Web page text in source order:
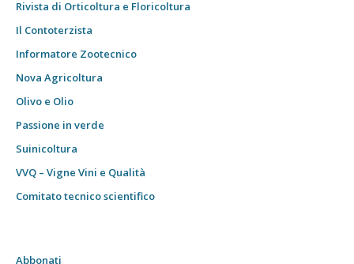
Rivista di Orticoltura e Floricoltura
Il Contoterzista
Informatore Zootecnico
Nova Agricoltura
Olivo e Olio
Passione in verde
Suinicoltura
VVQ – Vigne Vini e Qualità
Comitato tecnico scientifico
Abbonati